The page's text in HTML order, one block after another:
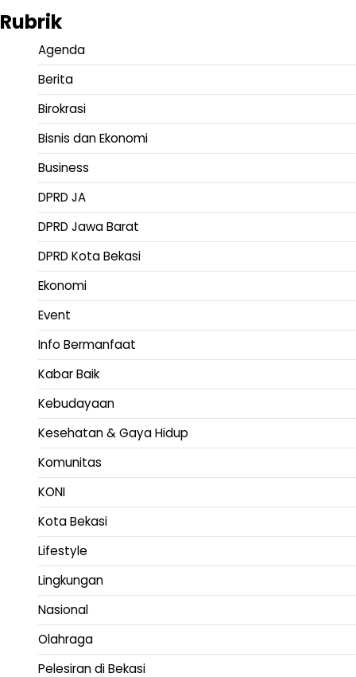
Rubrik
Agenda
Berita
Birokrasi
Bisnis dan Ekonomi
Business
DPRD JA
DPRD Jawa Barat
DPRD Kota Bekasi
Ekonomi
Event
Info Bermanfaat
Kabar Baik
Kebudayaan
Kesehatan & Gaya Hidup
Komunitas
KONI
Kota Bekasi
Lifestyle
Lingkungan
Nasional
Olahraga
Pelesiran di Bekasi